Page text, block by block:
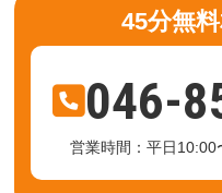
45分無
046-
営業時間：平日